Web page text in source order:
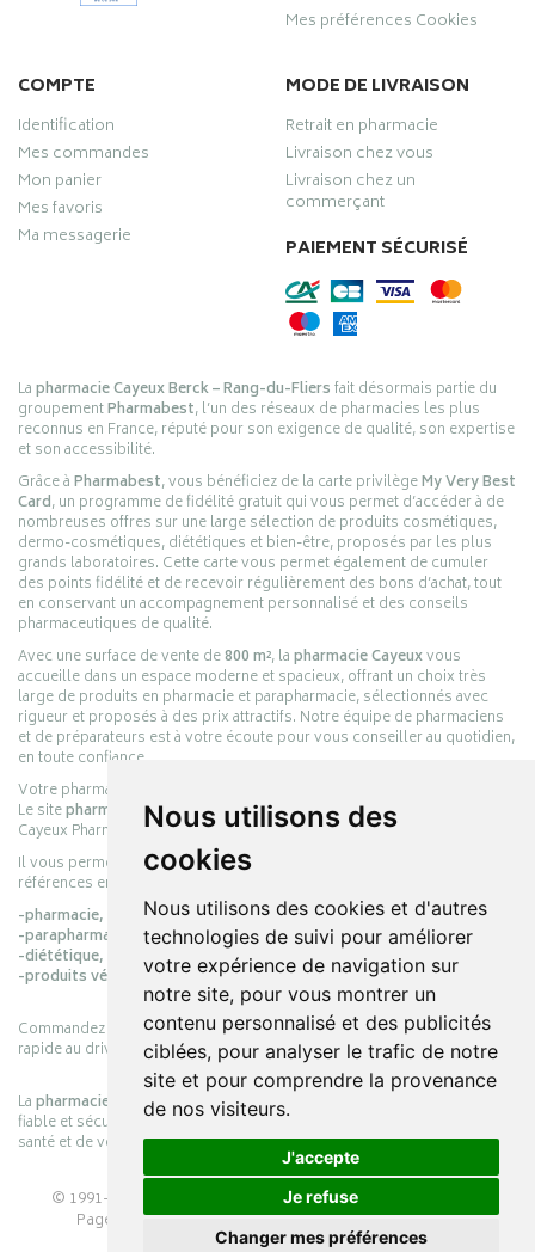
Nous utilisons des
cookies
Nous utilisons des cookies et d'autres
technologies de suivi pour améliorer
votre expérience de navigation sur
notre site, pour vous montrer un
contenu personnalisé et des publicités
ciblées, pour analyser le trafic de notre
site et pour comprendre la provenance
de nos visiteurs.
J'accepte
Je refuse
Changer mes préférences
Mes préférences Cookies
COMPTE
Identification
Mes commandes
Mon panier
Mes favoris
Ma messagerie
MODE DE LIVRAISON
Retrait en pharmacie
Livraison chez vous
Livraison chez un
commerçant
PAIEMENT SÉCURISÉ
Lapharmacie Cayeux Berck – Rang-du-Fliersfait désormais partie du
groupementPharmabest, l’un des réseaux de pharmacies les plus
reconnus en France, réputé pour son exigence de qualité, son expertise
et son accessibilité.
Grâce àPharmabest, vous bénéficiez de la carte privilègeMy Very Best
Card, un programme de fidélité gratuit qui vous permet d’accéder à de
nombreuses offres sur une large sélection de produits cosmétiques,
dermo-cosmétiques, diététiques et bien-être, proposés par les plus
grands laboratoires. Cette carte vous permet également de cumuler
des points fidélité et de recevoir régulièrement des bons d’achat, tout
en conservant un accompagnement personnalisé et des conseils
pharmaceutiques de qualité.
Avec une surface de vente de800 m², lapharmacie Cayeuxvous
accueille dans un espace moderne et spacieux, offrant un choix très
large de produits en pharmacie et parapharmacie, sélectionnés avec
rigueur et proposés à des prix attractifs. Notre équipe de pharmaciens
et de préparateurs est à votre écoute pour vous conseiller au quotidien,
en toute confiance.
Votre pharmacie en ligne :
Le sitepharmacie-cayeux.frest le prolongement digital de la pharmacie
Cayeux Pharmabest Berck-sur-Mer – Rang-du-Fliers.
Il vous permet de réaliser vos achats en ligne parmi des milliers de
références en :
-pharmacie,
-parapharmacie,
-diététique,
-produits vétérinaires.
Commandez simplement vos produits en ligne et choisissez le retrait
rapide au drive ou la livraison à domicile, en toute simplicité.
Lapharmacie Cayeuxs’engage à vous offrir une expérience pratique,
fiable et sécurisée, en officine comme en ligne, au service de votre
santé et de votre bien-être.
© 1991-2026 PHARMACIE CAYEUX– Tous droits réservés –
Page mise à jour le 03/08/2026 –Pharmacie en ligne
Apotekisto